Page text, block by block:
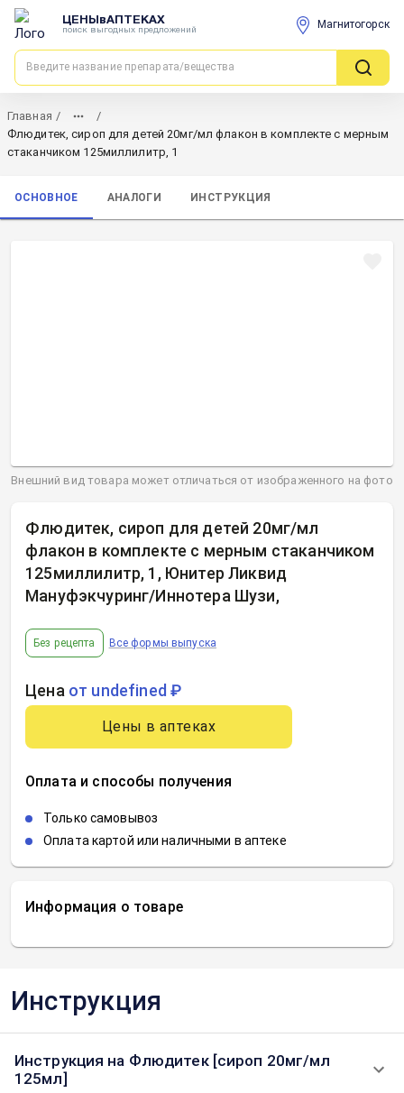
ЦЕНЫвАПТЕКАХ
поиск выгодных предложений Магнитогорск
Главная /
/
Флюдитек, сироп для детей 20мг/мл флакон в комплекте с мерным
стаканчиком 125миллилитр, 1
ОСНОВНОЕ АНАЛОГИ ИНСТРУКЦИЯ
Информация о товаре
Флюдитек, сироп для детей 20мг/мл
флакон в комплекте с мерным стаканчиком
125миллилитр, 1, Юнитер Ликвид
Мануфэкчуринг/Иннотера Шузи,
Без рецепта Все формы выпуска
Цена от undefined ₽
Цены в аптеках
Оплата и способы получения
Только самовывоз
Оплата картой или наличными в аптеке
Внешний вид товара может отличаться от изображенного на фото
Инструкция
Инструкция на Флюдитек [сироп 20мг/мл
125мл]